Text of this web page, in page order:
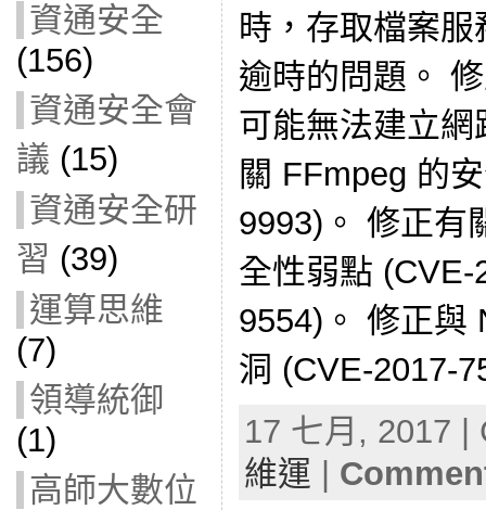
資通安全
(156)
資通安全會
議 (15)
資通安全研
習 (39)
運算思維
(7)
領導統御
(1)
高師大數位
時，存取檔案
逾時的問題。
可能無法建立
關 FFmpeg 的
9993)。 修正有
全性弱點 (CVE-
9554)。 修正與
洞 (CVE-2017-
17 七月, 2017
維運 |